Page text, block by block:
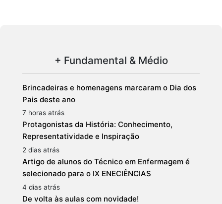
+ Fundamental & Médio
Brincadeiras e homenagens marcaram o Dia dos
Pais deste ano
7 horas atrás
Protagonistas da História: Conhecimento,
Representatividade e Inspiração
2 dias atrás
Artigo de alunos do Técnico em Enfermagem é
selecionado para o IX ENECIÊNCIAS
4 dias atrás
De volta às aulas com novidade!